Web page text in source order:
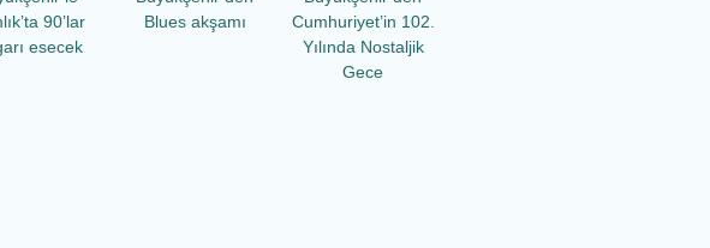
90’lar
esecek
Blues akşamı
Cumhuriyet’in 102.
Yılında Nostaljik
Gece